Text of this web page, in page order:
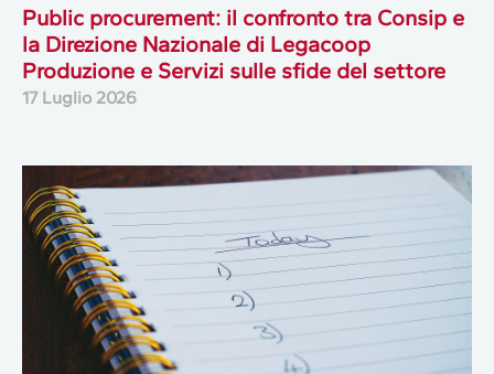
Public procurement: il confronto tra Consip e
la Direzione Nazionale di Legacoop
Produzione e Servizi sulle sfide del settore
17 Luglio 2026